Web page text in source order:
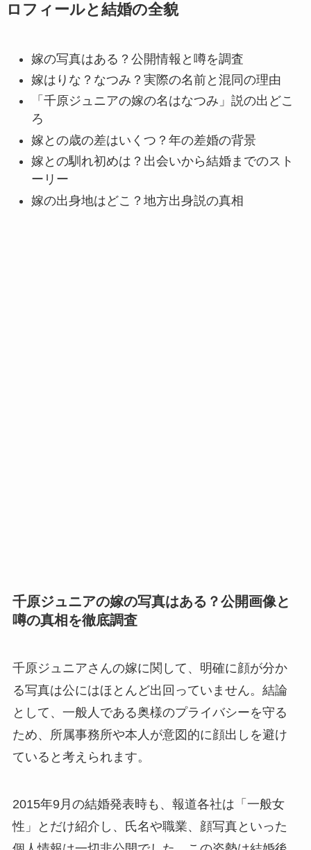
ロフィールと結婚の全貌
嫁の写真はある？公開情報と噂を調査
嫁はりな？なつみ？実際の名前と混同の理由
「千原ジュニアの嫁の名はなつみ」説の出どこ
ろ
嫁との歳の差はいくつ？年の差婚の背景
嫁との馴れ初めは？出会いから結婚までのスト
ーリー
嫁の出身地はどこ？地方出身説の真相
千原ジュニアの嫁の写真はある？公開画像と
噂の真相を徹底調査
千原ジュニアさんの嫁に関して、明確に顔が分か
る写真は公にはほとんど出回っていません。結論
として、一般人である奥様のプライバシーを守る
ため、所属事務所や本人が意図的に顔出しを避け
ていると考えられます。
2015年9月の結婚発表時も、報道各社は「一般女
性」とだけ紹介し、氏名や職業、顔写真といった